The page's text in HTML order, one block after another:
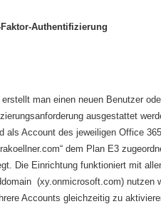
Authentifizierung
man einen neuen Benutzer
ausgestattet
als Account des jeweiligen Office
dem Plan E3
Die Einrichtung funktioniert mit
(xy.onmicrosoft.com) nutzen
Accounts gleichzeitig zu